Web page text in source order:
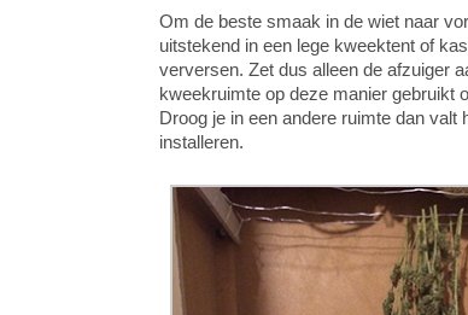
Om de beste smaak in de wiet naar
uitstekend in een lege kweektent of
verversen. Zet dus alleen de afzuiger
kweekruimte op deze manier gebruikt
Droog je in een andere ruimte dan
installeren.